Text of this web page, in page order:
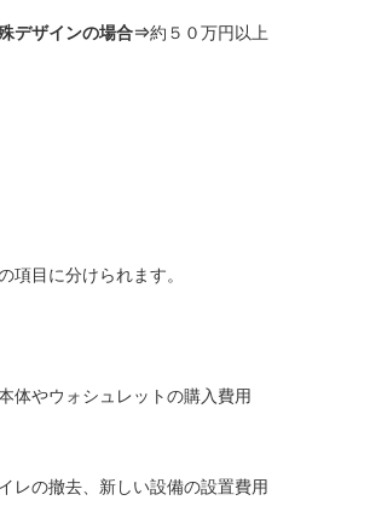
デザインの場合⇒約５０万円以上
項目に分けられます。
体やウォシュレットの購入費用
レの撤去、新しい設備の設置費用